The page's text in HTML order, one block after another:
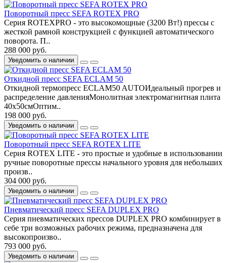
Поворотный пресс SEFA ROTEX PRO
Серия ROTEXPRO - это высокомощные (3200 Вт!) прессы с
жесткой рамной конструкцией с функцией автоматического
поворота. П..
288 000 руб.
Уведомить о наличии
Откидной пресс SEFA ECLAM 50
Откидной термопресс ECLAM50 AUTOИдеальный прогрев и
распределение давленияМонолитная электромагнитная плита
40x50смОптим..
198 000 руб.
Уведомить о наличии
Поворотный пресс SEFA ROTEX LITE
Серия ROTEX LITE - это простые и удобные в использовании
ручные поворотные прессы начального уровня для небольших
произв..
304 000 руб.
Уведомить о наличии
Пневматический пресс SEFA DUPLEX PRO
Серия пневматических прессов DUPLEX PRO комбинирует в
себе три возможных рабочих режима, предназначена для
высокопроизво..
793 000 руб.
Уведомить о наличии